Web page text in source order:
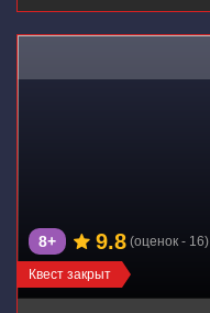
Квест закрыт
8+ 9.8 (оценок - 16)